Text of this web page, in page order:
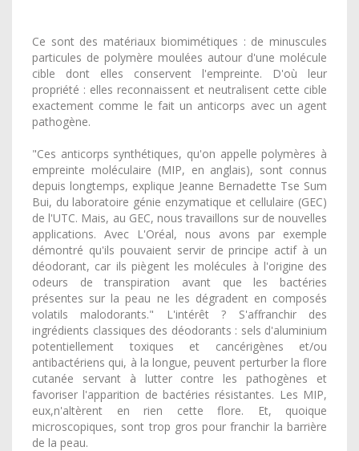
Ce sont des matériaux biomimétiques : de minuscules
particules de polymère moulées autour d'une molécule
cible dont elles conservent l'empreinte. D'où leur
propriété : elles reconnaissent et neutralisent cette cible
exactement comme le fait un anticorps avec un agent
pathogène.
"Ces anticorps synthétiques, qu'on appelle polymères à
empreinte moléculaire (MIP, en anglais), sont connus
depuis longtemps, explique Jeanne Bernadette Tse Sum
Bui, du laboratoire génie enzymatique et cellulaire (GEC)
de l'UTC. Mais, au GEC, nous travaillons sur de nouvelles
applications. Avec L'Oréal, nous avons par exemple
démontré qu'ils pouvaient servir de principe actif à un
déodorant, car ils piègent les molécules à l'origine des
odeurs de transpiration avant que les bactéries
présentes sur la peau ne les dégradent en composés
volatils malodorants." L'intérêt ? S'affranchir des
ingrédients classiques des déodorants : sels d'aluminium
potentiellement toxiques et cancérigènes et/ou
antibactériens qui, à la longue, peuvent perturber la flore
cutanée servant à lutter contre les pathogènes et
favoriser l'apparition de bactéries résistantes. Les MIP,
eux,n'altèrent en rien cette flore. Et, quoique
microscopiques, sont trop gros pour franchir la barrière
de la peau.